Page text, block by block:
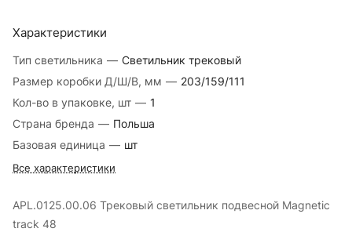
Характеристики
Тип светильника — Светильник трековый
Размер коробки Д/Ш/В, мм — 203/159/111
Кол-во в упаковке, шт — 1
Страна бренда — Польша
Базовая единица — шт
Все характеристики
APL.0125.00.06 Трековый светильник подвесной Magnetic
track 48